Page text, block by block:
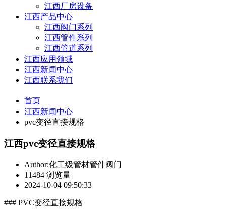
江西厂房设备
江西产品中心
江西阀门系列
江西管件系列
江西管道系列
江西应用领域
江西新闻中心
江西联系我们
首页
江西新闻中心
pvc变径直接规格
江西pvc变径直接规格
Author:化工级管材管件阀门
11484 浏览量
2024-10-04 09:50:33
### PVC变径直接规格